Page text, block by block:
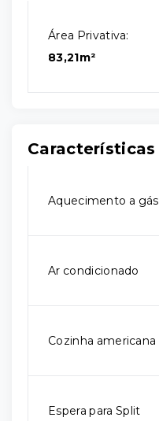
Área Privativa:
83,21m²
Características
Aquecimento a gás
Ar condicionado
Cozinha americana
Espera para Split